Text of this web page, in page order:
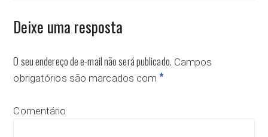
Deixe uma resposta
O seu endereço de e-mail não será publicado. Campos
obrigatórios são marcados com *
Comentário